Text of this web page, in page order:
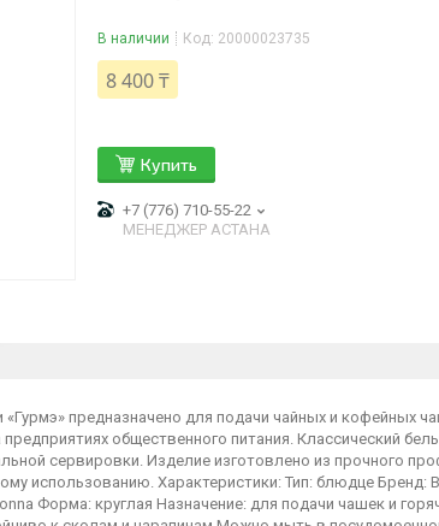
В наличии Код: 20000023735
8 400 ₸
Купить
+7 (776) 710-55-22
МЕНЕДЖЕР АСТАНА
предназначено для подачи чайных и кофейных
предприятиях общественного питания. Классический
сервировки. Изделие изготовлено из прочного
использованию. Характеристики: Тип: блюдце Бренд:
Форма: круглая Назначение: для подачи чашек и